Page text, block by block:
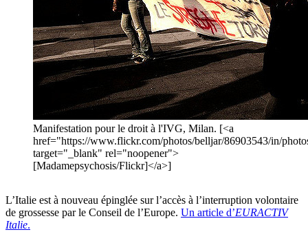
Manifestation pour le droit à l'IVG, Milan. [<a
href="https://www.flickr.com/photos/belljar/86903543/in/
target="_blank" rel="noopener">
[Madamepsychosis/Flickr]</a>]
L’Italie est à nouveau épinglée sur l’accès à l’interruption volontaire
de grossesse par le Conseil de l’Europe. Un article d’EURACTIV
Italie.